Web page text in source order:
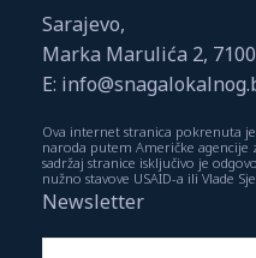
Sarajevo,
Marka Marulića 2,
E:
Ova internet stranica pokrenuta
naroda putem Američke agencije
sadržaj stranice isključivo je
nužno stavove USAID-a ili Vlade
Newsletter